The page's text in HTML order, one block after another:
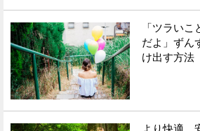
「ツラい
だよ」ずん
け出す方法
より快適、